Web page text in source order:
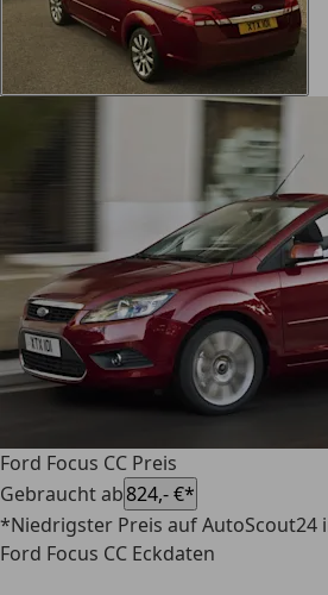
Ford Focus CC Preis
Gebraucht ab824,- €*
*Niedrigster Preis auf AutoScout24
Ford Focus CC Eckdaten